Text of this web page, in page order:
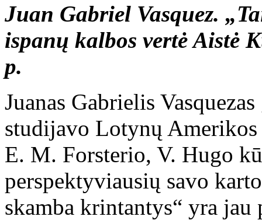
Juan Gabriel Vasquez.
ispanų kalbos vertė Aistė
p.
Juanas Gabrielis
studijavo Lotynų
E. M. Forsterio, V. Hugo
perspektyviausių savo
skamba krintantys“ yra jau